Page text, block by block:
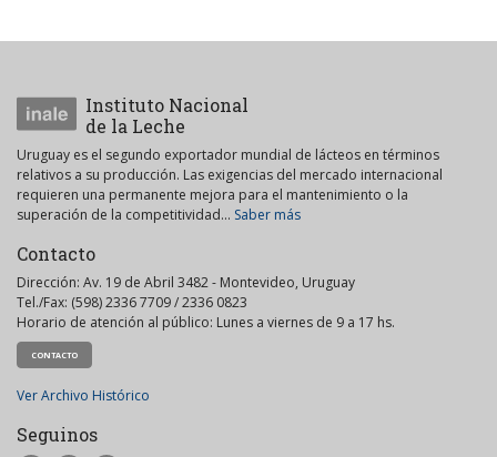
Instituto Nacional
de la Leche
Uruguay es el segundo exportador mundial de lácteos en términos
relativos a su producción. Las exigencias del mercado internacional
requieren una permanente mejora para el mantenimiento o la
superación de la competitividad... Saber más
Contacto
Dirección: Av. 19 de Abril 3482 - Montevideo, Uruguay
Tel./Fax: (598) 2336 7709 / 2336 0823
Horario de atención al público: Lunes a viernes de 9 a 17 hs.
CONTACTO
Ver Archivo Histórico
Seguinos